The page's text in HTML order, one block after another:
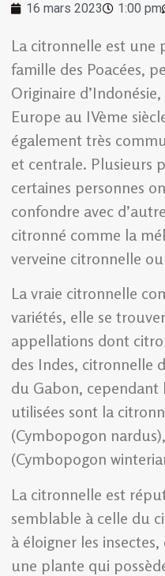
16 mars 2023 1:00 pm
La citronnelle est une
famille des Poacées,
Originaire
Europe au IVème
également très
et centrale. Plusieurs
certaines personnes
confondre avec
citronné comme la
verveine citronnelle
La vraie citronnelle
variétés, elle se
appellations dont
des Indes, citronnelle
du Gabon,
utilisées sont la
(Cymbopogon
(Cymbopogon
La citronnelle est
semblable à celle du
à éloigner les
une plante qui